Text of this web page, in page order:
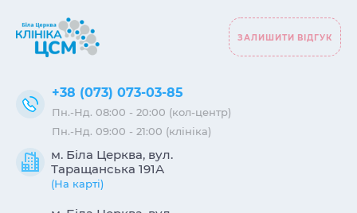
м. Біла Церква, вул.
Таращанська 191А
(На карті)
+38 (073) 073-03-85
Пн.-Нд. 08:00 - 20:00 (кол-центр)
Пн.-Нд. 09:00 - 21:00 (клініка)
ЗАЛИШИТИ ВІДГУК